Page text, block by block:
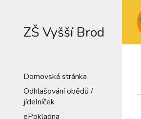
ZŠ Vyšší Brod
Domovská stránka
Odhlašování obědů /
jídelníček
ePokladna